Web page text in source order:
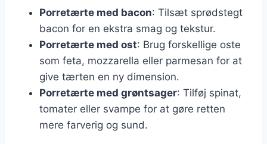
Porretærte med bacon: Tilsæt sprødstegt
bacon for en ekstra smag og tekstur.
Porretærte med ost: Brug forskellige oste
som feta, mozzarella eller parmesan for at
give tærten en ny dimension.
Porretærte med grøntsager: Tilføj spinat,
tomater eller svampe for at gøre retten
mere farverig og sund.